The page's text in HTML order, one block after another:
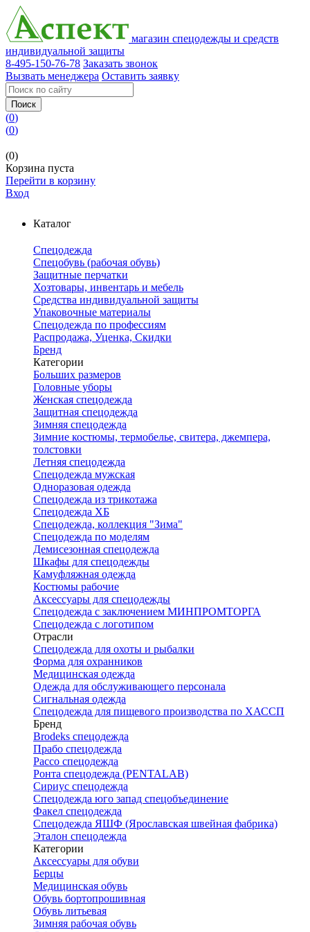
магазин спецодежды и средств
индивидуальной защиты
8-495-150-76-78 Заказать звонок
Вызвать менеджера Оставить заявку
Поиск
(0)
(0)
(0)
Корзина пуста
Перейти в корзину
Вход
Каталог
Спецодежда
Спецобувь (рабочая обувь)
Защитные перчатки
Хозтовары, инвентарь и мебель
Средства индивидуальной защиты
Упаковочные материалы
Спецодежда по профессиям
Распродажа, Уценка, Скидки
Бренд
Категории
Больших размеров
Головные уборы
Женская спецодежда
Защитная спецодежда
Зимняя спецодежда
Зимние костюмы, термобелье, свитера, джемпера,
толстовки
Летняя спецодежда
Спецодежда мужская
Одноразовая одежда
Спецодежда из трикотажа
Спецодежда ХБ
Спецодежда, коллекция "Зима"
Спецодежда по моделям
Демисезонная спецодежда
Шкафы для спецодежды
Камуфляжная одежда
Костюмы рабочие
Аксессуары для спецодежды
Спецодежда с заключением МИНПРОМТОРГА
Спецодежда с логотипом
Отрасли
Спецодежда для охоты и рыбалки
Форма для охранников
Медицинская одежда
Одежда для обслуживающего персонала
Сигнальная одежда
Спецодежда для пищевого производства по ХАССП
Бренд
Brodeks спецодежда
Прабо спецодежда
Рассо спецодежда
Ронта спецодежда (PENTALAB)
Сириус спецодежда
Спецодежда юго запад спецобъединение
Факел спецодежда
Спецодежда ЯШФ (Ярославская швейная фабрика)
Эталон спецодежда
Категории
Аксессуары для обуви
Берцы
Медицинская обувь
Обувь бортопрошивная
Обувь литьевая
Зимняя рабочая обувь